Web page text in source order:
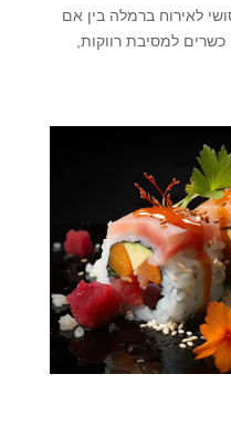
לאירוח ברמלה בין אם
כשרים למסיבת רווקות,